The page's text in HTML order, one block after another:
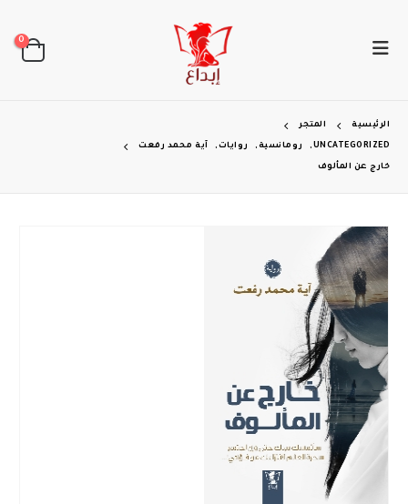
0
الرئيسية المتجر
UNCATEGORIZED
, رومانسية , روايات , آية محمد رفعت
خارج عن المألوف